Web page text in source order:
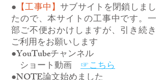
● 【工事中】サブサイトを閉鎖しまし
たので、本サイトの工事中です。一
部ご不便おかけしますが、引き続き
ご利用をお願いします
●YouTubeチャンネル
ショート動画 ☞こちら